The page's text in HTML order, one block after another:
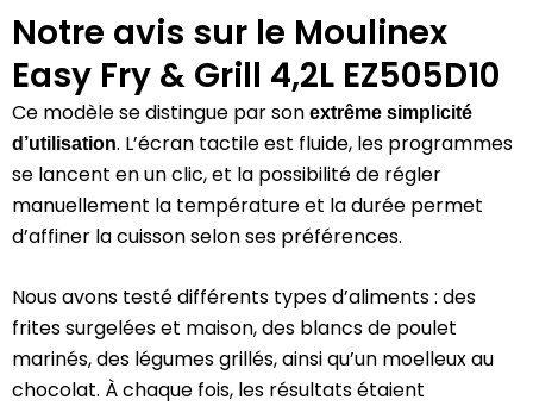
Notre avis sur le Moulinex
Easy Fry & Grill 4,2L EZ505D10
Ce modèle se distingue par son extrême simplicité
d’utilisation. L’écran tactile est fluide, les programmes
se lancent en un clic, et la possibilité de régler
manuellement la température et la durée permet
d’affiner la cuisson selon ses préférences.
Nous avons testé différents types d’aliments : des
frites surgelées et maison, des blancs de poulet
marinés, des légumes grillés, ainsi qu’un moelleux au
chocolat. À chaque fois, les résultats étaient